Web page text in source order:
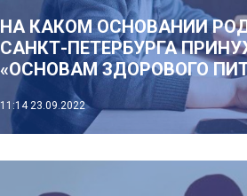
НА КАКОМ ОСНОВАНИИ
САНКТ-ПЕТЕРБУРГА
«ОСНОВАМ ЗДОРОВОГО
11:14 23.09.2022